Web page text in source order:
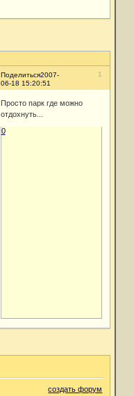
Поделиться 1
2007-
06-18 15:20:51
Просто парк где можно
отдохнуть...
0
создать форум